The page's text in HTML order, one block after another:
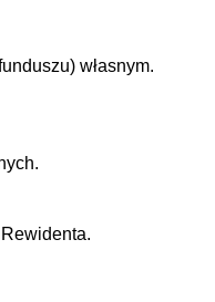
własnym.